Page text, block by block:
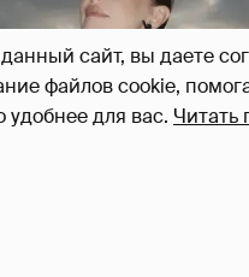
сайт, вы даете
файлов cookie,
удобнее для вас. Читать